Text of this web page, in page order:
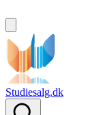
Studiesalg.dk